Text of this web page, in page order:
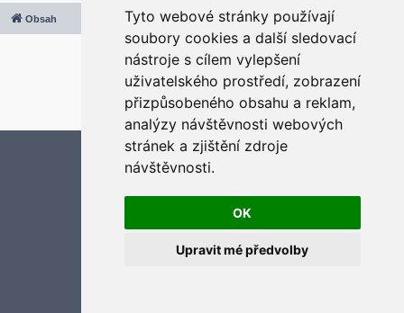
Tyto webové stránky používají
soubory cookies a další sledovací
nástroje s cílem vylepšení
uživatelského prostředí, zobrazení
přizpůsobeného obsahu a reklam,
analýzy návštěvnosti webových
stránek a zjištění zdroje
návštěvnosti.
OK
Upravit mé předvolby
Obsah Všechny časy jsou v
2020 © ASTRA - CZ s.r.o.
Založeno naphpBB® Forum Software © phpBB Limited
Český překlad – phpBB.cz
Optimized by:phpBB SEO
Aktualizujte předvolby souborů cookies